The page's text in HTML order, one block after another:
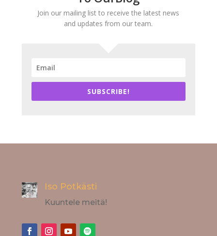
Join our mailing list to receive the latest news
and updates from our team.
SUBSCRIBE!
Iso Potkästi
Kuuntele meitä!